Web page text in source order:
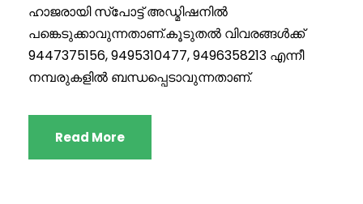
ഹാജരായി സ്പോട്ട് അഡ്മിഷനിൽ
പങ്കെടുക്കാവുന്നതാണ്.കൂടുതൽ വിവരങ്ങൾക്ക്
9447375156, 9495310477, 9496358213 എന്നീ
നമ്പരുകളിൽ ബന്ധപ്പെടാവുന്നതാണ്.
Read More